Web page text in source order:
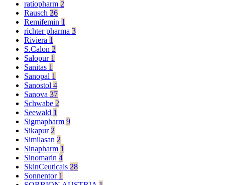
ratiopharm 2
Rausch 26
Remifemin 1
richter pharma 3
Riviera 1
S.Calon 2
Salopur 1
Sanitas 1
Sanopal 1
Sanostol 4
Sanova 37
Schwabe 2
Seewald 1
Sigmapharm 9
Sikapur 2
Similasan 2
Sinapharm 1
Sinomarin 4
SkinCeuticals 28
Sonnentor 1